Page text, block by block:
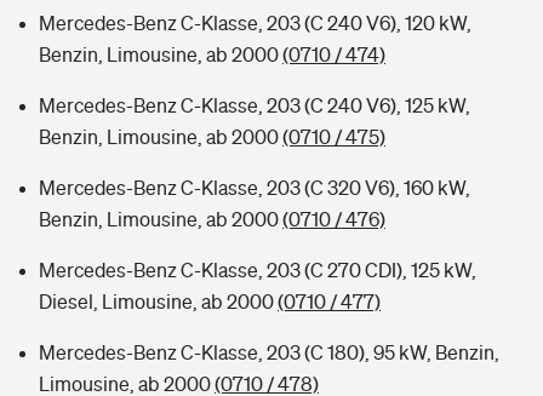
Mercedes-Benz C-Klasse, 203 (C 240 V6), 120 kW,
Benzin, Limousine, ab 2000(0710 / 474)
Mercedes-Benz C-Klasse, 203 (C 240 V6), 125 kW,
Benzin, Limousine, ab 2000(0710 / 475)
Mercedes-Benz C-Klasse, 203 (C 320 V6), 160 kW,
Benzin, Limousine, ab 2000(0710 / 476)
Mercedes-Benz C-Klasse, 203 (C 270 CDI), 125 kW,
Diesel, Limousine, ab 2000(0710 / 477)
Mercedes-Benz C-Klasse, 203 (C 180), 95 kW, Benzin,
Limousine, ab 2000(0710 / 478)